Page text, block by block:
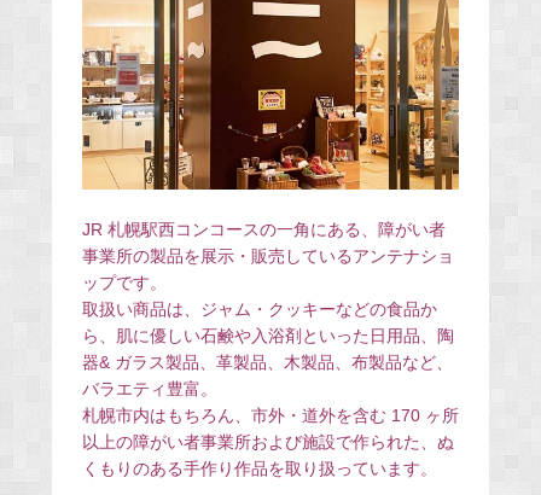
JR 札幌駅西コンコースの一角にある、障がい者
事業所の製品を展示・販売しているアンテナショ
ップです。
取扱い商品は、ジャム・クッキーなどの食品か
ら、肌に優しい石鹸や入浴剤といった日用品、陶
器& ガラス製品、革製品、木製品、布製品など、
バラエティ豊富。
札幌市内はもちろん、市外・道外を含む 170 ヶ所
以上の障がい者事業所および施設で作られた、ぬ
くもりのある手作り作品を取り扱っています。